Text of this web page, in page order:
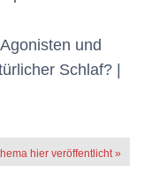
und
Schlaf? |
hier veröffentlicht »